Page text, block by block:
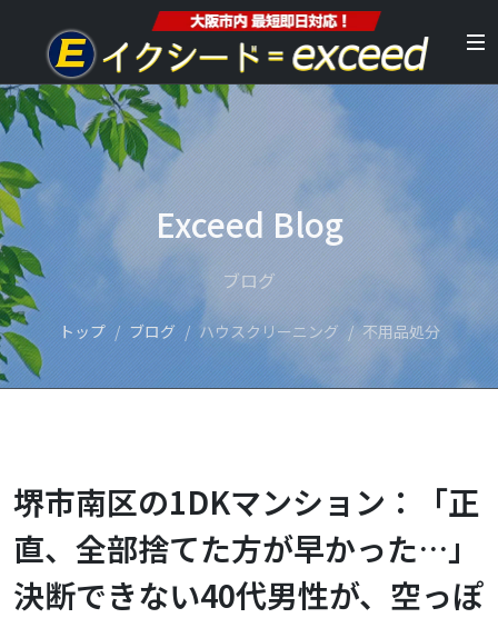
Exceed Blog
ブログ
トップ ブログ ハウスクリーニング 不用品処分
堺市南区の1DKマンション：「正
直、全部捨てた方が早かった…」
決断できない40代男性が、空っぽ